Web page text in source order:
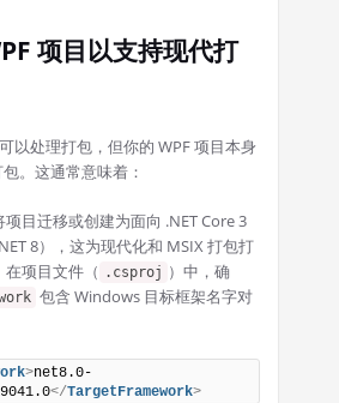
项目以支持现代打
以处理打包，但你的 WPF 项目本身
。这通常意味着：
项目迁移或创建为面向 .NET Core 3
8），这为现代化和 MSIX 打包打
项目文件（ .csproj ）中，确
包含 Windows 目标框架名字对
>net8.0-
</TargetFramework>